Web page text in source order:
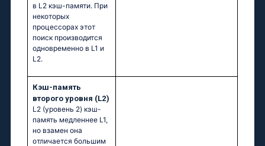
в L2 кэш-памяти. При
некоторых
процессорах этот
поиск производится
одновременно в L1 и
L2.
Кэш-память
второго уровня (L2)
L2 (уровень 2) кэш-
память медленнее L1,
но взамен она
отличается большим